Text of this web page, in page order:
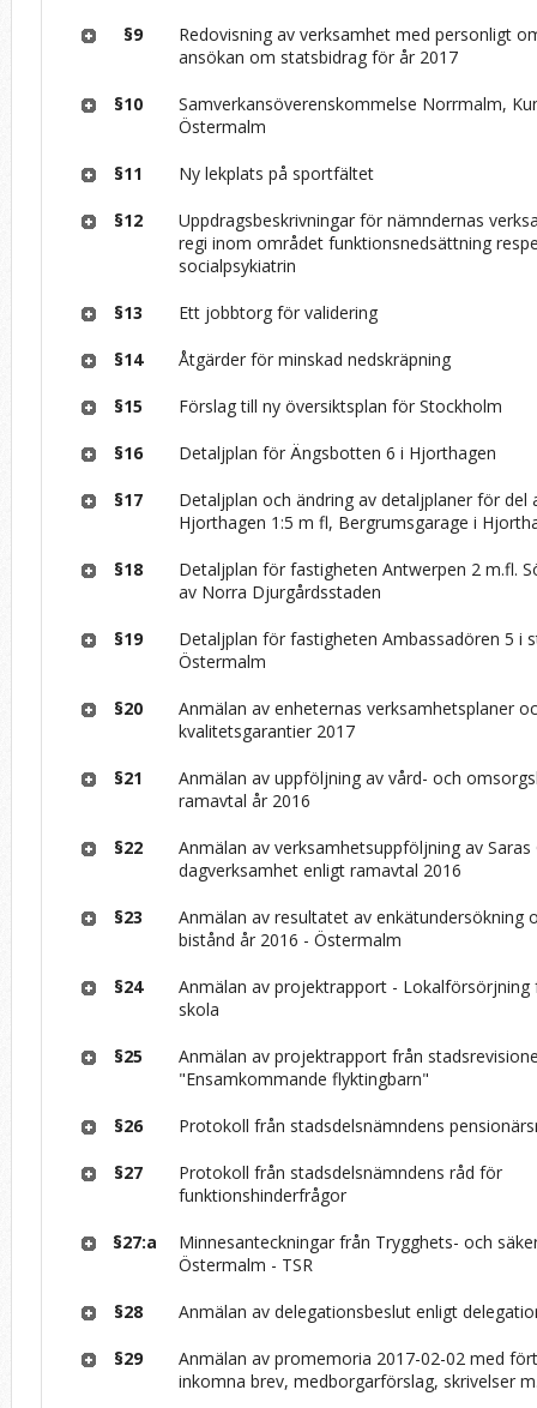
§9
Redovisning av verksamhet med personligt
ansökan om statsbidrag för år 2017
§10
Samverkansöverenskommelse Norrmalm,
Östermalm
§11 Ny lekplats på sportfältet
§12
Uppdragsbeskrivningar för nämndernas
regi inom området funktionsnedsättning
socialpsykiatrin
§13 Ett jobbtorg för validering
§14 Åtgärder för minskad nedskräpning
§15 Förslag till ny översiktsplan för Stockholm
§16 Detaljplan för Ängsbotten 6 i Hjorthagen
§17
Detaljplan och ändring av detaljplaner för del
Hjorthagen 1:5 m fl, Bergrumsgarage i
§18
Detaljplan för fastigheten Antwerpen 2 m.fl.
av Norra Djurgårdsstaden
§19
Detaljplan för fastigheten Ambassadören 5 i
Östermalm
§20
Anmälan av enheternas verksamhetsplaner
kvalitetsgarantier 2017
§21
Anmälan av uppföljning av vård- och
ramavtal år 2016
§22
Anmälan av verksamhetsuppföljning av
dagverksamhet enligt ramavtal 2016
§23
Anmälan av resultatet av enkätundersökning
bistånd år 2016 - Östermalm
§24
Anmälan av projektrapport - Lokalförsörjning
skola
§25
Anmälan av projektrapport från
"Ensamkommande flyktingbarn"
§26 Protokoll från stadsdelsnämndens
§27
Protokoll från stadsdelsnämndens råd för
funktionshinderfrågor
§27:a
Minnesanteckningar från Trygghets- och
Östermalm - TSR
§28 Anmälan av delegationsbeslut enligt
§29
Anmälan av promemoria 2017-02-02 med
inkomna brev, medborgarförslag, skrivelser